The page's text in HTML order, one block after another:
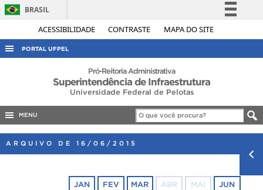
ACESSIBILIDADE CONTRASTE MAPA DO SITE
BRASIL
Simplifique!
Acesso à informação
Canais
PORTAL UFPEL
ACESSO À INFORMAÇÃOPró-Reitoria Administrativa
Superintendência de Infraestrutura
Universidade Federal de Pelotas
MENU
ARQUIVO DE 16/06/2015
JAN FEV MAR ABR MAI JUN